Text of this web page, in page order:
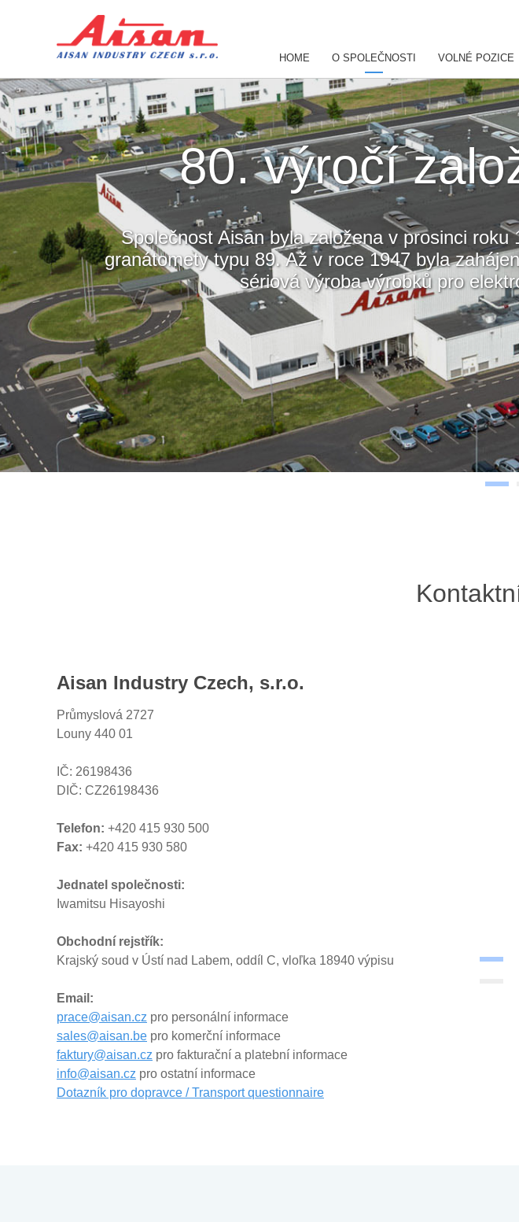
HOME O SPOLEČNOSTI VOLNÉ POZICE
80. výročí
Společnost Aisan byla založena v prosinci
granátomety typu 89. Až v roce 1947 byla
sériová výroba výrobků pro
Aisan Industry Czech, s.r.o.
Průmyslová 2727
Louny 440 01
IČ: 26198436
DIČ: CZ26198436
Telefon: +420 415 930 500
Fax: +420 415 930 580
Jednatel společnosti:
Iwamitsu Hisayoshi
Obchodní rejstřík:
Krajský soud v Ústí nad Labem, oddíl C, vloľka 18940 výpisu
Email:
prace@aisan.cz pro personální informace
sales@aisan.be pro komerční informace
faktury@aisan.cz pro fakturační a platební informace
info@aisan.cz pro ostatní informace
Dotazník pro dopravce / Transport questionnaire